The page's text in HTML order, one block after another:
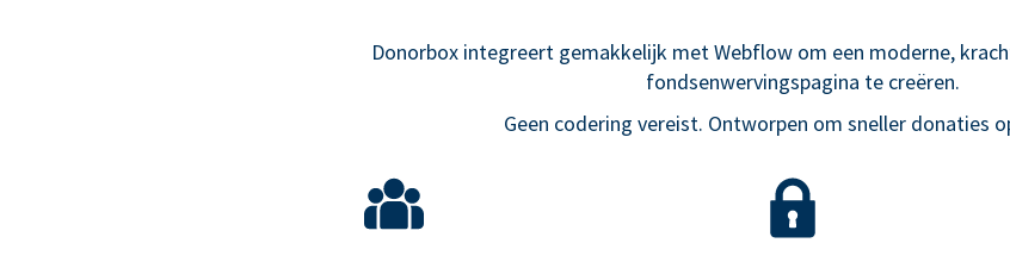
Donorbox integreert gemakkelijk met Webflow om een moderne,
fondsenwervingspagina te creëren.
Geen codering vereist. Ontworpen om sneller donaties